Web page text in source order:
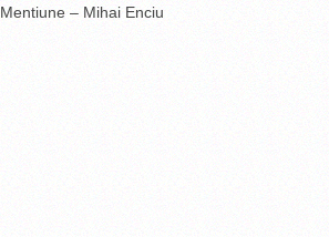
Mentiune – Mihai Enciu